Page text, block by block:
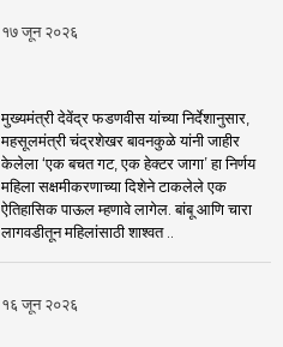
१७ जून २०२६
मुख्यमंत्री देवेंद्र फडणवीस यांच्या निर्देशानुसार,
महसूलमंत्री चंद्रशेखर बावनकुळे यांनी जाहीर
केलेला ‘एक बचत गट, एक हेक्टर जागा’ हा निर्णय
महिला सक्षमीकरणाच्या दिशेने टाकलेले एक
ऐतिहासिक पाऊल म्हणावे लागेल. बांबू आणि चारा
लागवडीतून महिलांसाठी शाश्वत ..
१६ जून २०२६